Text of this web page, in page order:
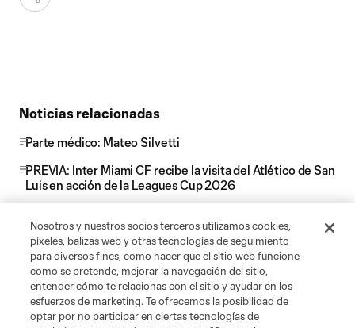
Noticias relacionadas
Parte médico: Mateo Silvetti
PREVIA: Inter Miami CF recibe la visita del Atlético de San
Luis en acción de la Leagues Cup 2026
restaurantes favoritos de Miami, a su oferta
gastronómica para los días de partido, y amplía la
presencia de La Birra Bar
Nosotros y nuestros socios terceros utilizamos cookies,
píxeles, balizas web y otras tecnologías de seguimiento
para diversos fines, como hacer que el sitio web funcione
como se pretende, mejorar la navegación del sitio,
entender cómo te relacionas con el sitio y ayudar en los
esfuerzos de marketing. Te ofrecemos la posibilidad de
optar por no participar en ciertas tecnologías de